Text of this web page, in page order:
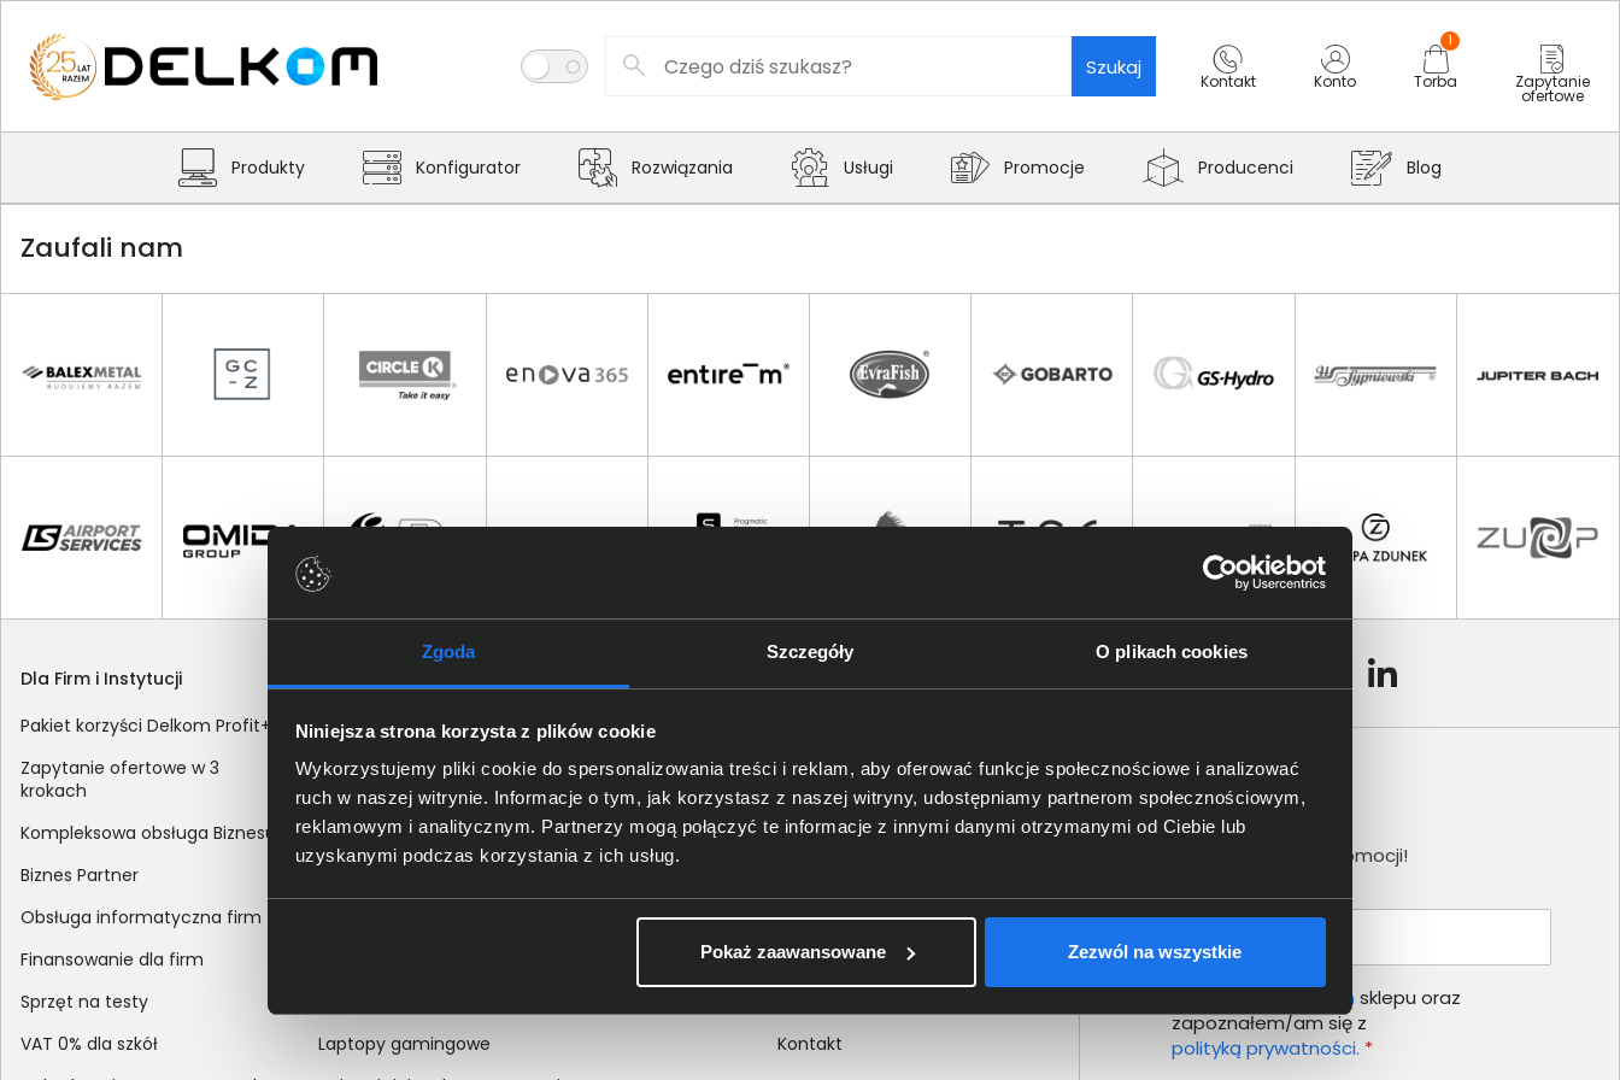
Zgoda Szczegóły O plikach cookies
Niniejsza strona korzysta z plików cookie
Wykorzystujemy pliki cookie do spersonalizowania treści i reklam, aby oferować funkcje społecznościowe i analizować
ruch w naszej witrynie. Informacje o tym, jak korzystasz z naszej witryny, udostępniamy partnerom społecznościowym,
reklamowym i analitycznym. Partnerzy mogą połączyć te informacje z innymi danymi otrzymanymi od Ciebie lub
uzyskanymi podczas korzystania z ich usług.
Pokaż zaawansowane Zezwól na wszystkie
Szukaj
Kontakt Konto
1
Torba Zapytanie
ofertowe
Produkty Konfigurator Rozwiązania Usługi Promocje Producenci Blog
Zaufali nam
Dla Firm i Instytucji
Pakiet korzyści Delkom Profit+
Zapytanie ofertowe w 3
krokach
Kompleksowa obsługa Biznesu
Biznes Partner
Obsługa informatyczna firm
Finansowanie dla firm
Sprzęt na testy
VAT 0% dla szkół
Zakupy
Sposoby dostawy
Metody płatności
Zakup z dofinansowaniem
Odroczony termin płatności
Korekta danych nabywcy na dokumencie
Laptopy gamingowe
Certyfikaty i autoryzacje
Nagrody i wyróżnienia
Polityka prywatności
wewnętrznych
Kontakt
Newsletter
Nie przegap żadnej promocji!
regulamin sklepu oraz
zapoznałem/am się z
polityką prywatności. *